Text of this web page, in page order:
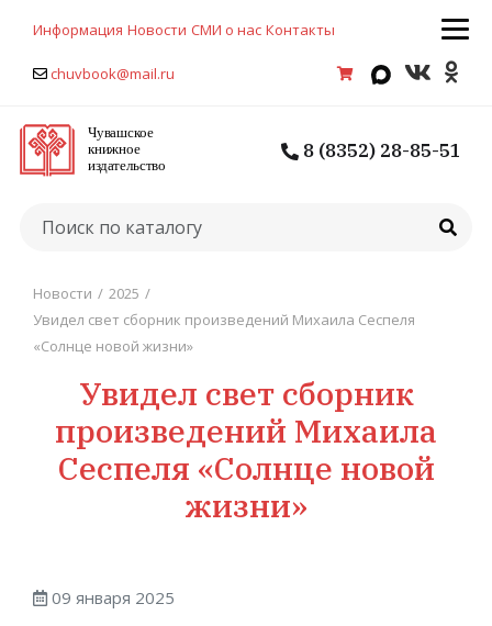
Информация Новости СМИ о нас Контакты
chuvbook@mail.ru
8 (8352) 28-85-51
Новости / 2025 /
Увидел свет сборник произведений Михаила Сеспеля
«Солнце новой жизни»
Увидел свет сборник
произведений Михаила
Сеспеля «Солнце новой
жизни»
09 января 2025